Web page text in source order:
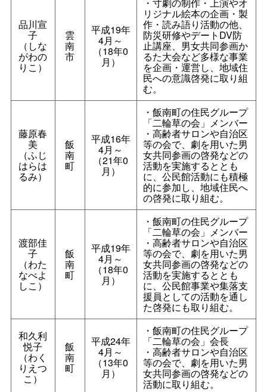
品川宣
子
（しな
がわの
りこ）
雲
南
市
平成19年
4月～
（18年0
月）
リジナル絵本の企画・製
作・読み語り活動の他、
防災研修やデートDV防
止講座、男女共同参画か
るた大会など多様な事業
を企画・運営し、地域住
民への意識啓発に取り組
む。
藤原春
美
（ふじ
はらは
るみ）
飯
南
町
平成16年
4月～
（21年0
月）
・飯南町の住民グループ
「二輪草の会」メンバー
・高齢者サロンや自治区
等の会で、劇を用いた男
女共同参画の啓発などの
活動を実施するととも
に、公民館活動にも積極
的に参加し、地域住民へ
の啓発に取り組む。
渡部佳
子
（わた
なべよ
しこ）
飯
南
町
平成19年
4月～
（18年0
月）
・飯南町の住民グループ
「二輪草の会」メンバー
・高齢者サロンや自治区
等の会で、劇を用いた男
女共同参画の啓発などの
活動を実施するととも
に、公民館事業や集落支
援員としての活動を通し
た啓発にも取り組む。
和久利
悦子
（わく
りえつ
こ）
飯
南
町
平成24年
4月～
（13年0
月）
・飯南町の住民グループ
「二輪草の会」会長
・高齢者サロンや自治区
等の会で、劇を用いた男
女共同参画の啓発などの
活動に取り組む。